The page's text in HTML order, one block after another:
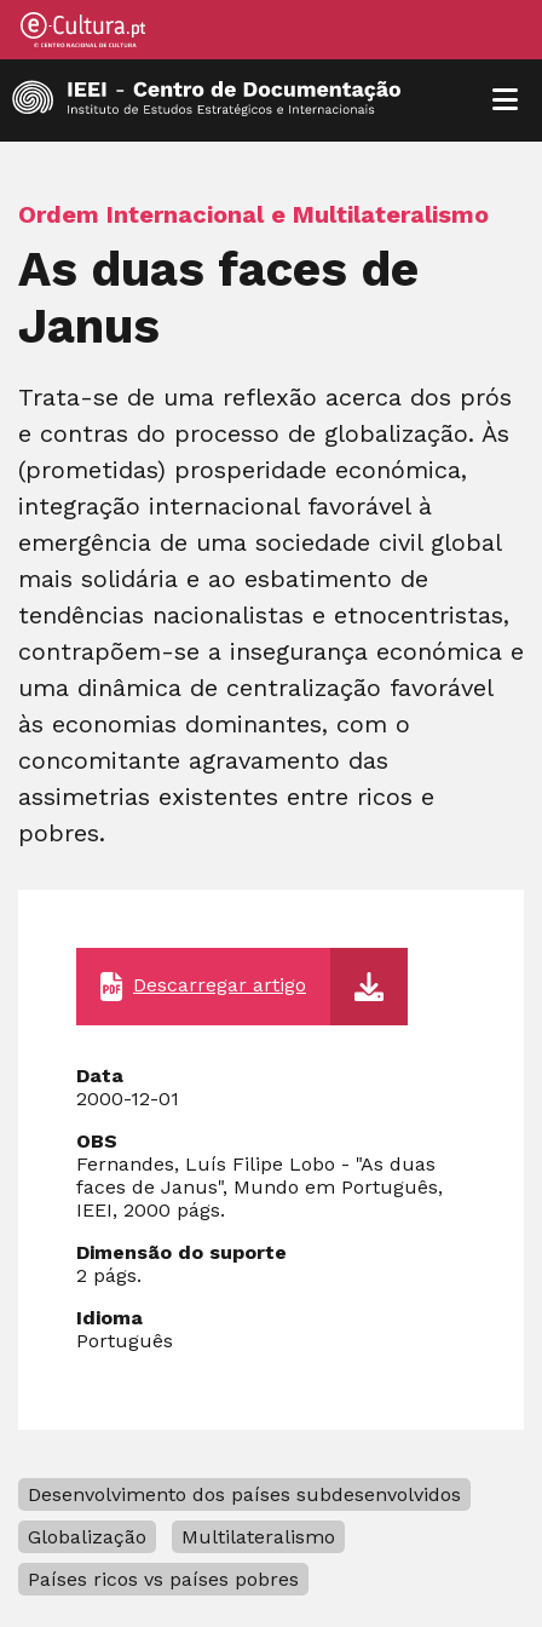
Ordem Internacional e Multilateralismo
As duas faces de
Janus
Trata-se de uma reflexão acerca dos prós
e contras do processo de globalização. Às
(prometidas) prosperidade económica,
integração internacional favorável à
emergência de uma sociedade civil global
mais solidária e ao esbatimento de
tendências nacionalistas e etnocentristas,
contrapõem-se a insegurança económica e
uma dinâmica de centralização favorável
às economias dominantes, com o
concomitante agravamento das
assimetrias existentes entre ricos e
pobres.
Descarregar artigo
Data
2000-12-01
OBS
Fernandes, Luís Filipe Lobo - "As duas
faces de Janus", Mundo em Português,
IEEI, 2000 págs.
Dimensão do suporte
2 págs.
Idioma
Português
Desenvolvimento dos países subdesenvolvidos
Globalização
Multilateralismo
Países ricos vs países pobres